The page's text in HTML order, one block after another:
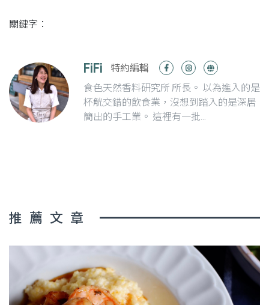
關鍵字：
FiFi 特約編輯
食色天然香料研究所 所長。 以為進入的是
杯觥交錯的飲食業，沒想到踏入的是深居
簡出的手工業。 這裡有一批...
推薦文章